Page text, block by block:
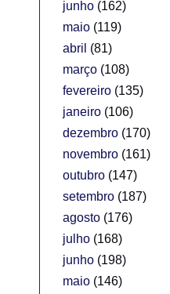
junho(162)
maio(119)
abril (81)
março(108)
fevereiro(135)
janeiro(106)
dezembro(170)
novembro(161)
outubro(147)
setembro(187)
agosto(176)
julho(168)
junho(198)
maio(146)